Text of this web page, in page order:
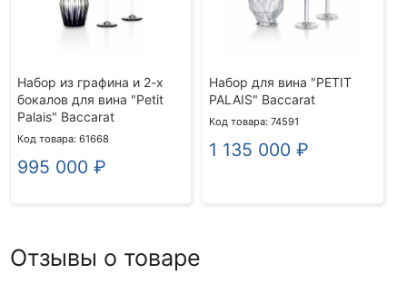
Набор из графина и 2-х
бокалов для вина "Petit
Palais" Baccarat
Код товара: 61668
995 000 ₽
Набор для вина "PETIT
PALAIS" Baccarat
Код товара: 74591
1 135 000 ₽
Отзывы о товаре